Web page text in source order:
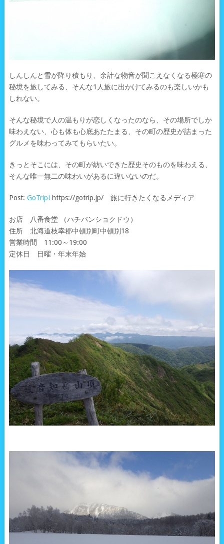
しんしんと雪が降り積もり、余計な物音が聞こえなくなる極寒の
秘境を旅してみる、そんな1人旅に出かけてみるのも楽しいかも
しれない。
そんな秘境で人の温もりが恋しくなったのなら、その場所でしか
味わえない、心も体も心底あたたまる、その町の歴史が詰まった
グルメを味わってみてもらいたい。
きっとそこには、その町が紡いできた歴史そのものを味わえる、
そんな唯一無二の味わいがあるに違いないのだ。
Post: GoTrip!https://gotrip.jp/ 旅に行きたくなるメディア
お店 八番食堂 （ハチバンショクドウ）
住所 北海道枝幸郡中頓別町中頓別18
営業時間 11:00～19:00
定休日 日曜・年末年始